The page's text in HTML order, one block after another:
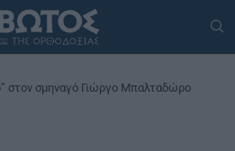
στον σμηναγό Γιώργο Μπαλταδώρο